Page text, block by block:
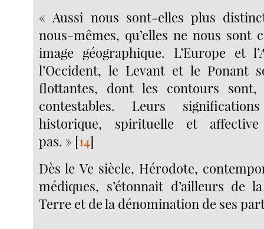
« Aussi nous sont-elles plus
nous-mêmes, qu’elles ne nous sont
image géographique. L’Europe et
l’Occident, le Levant et le Ponant
flottantes, dont les contours
contestables. Leurs
historique, spirituelle et
pas. » [14]
Dès le Ve siècle, Hérodote,
médiques, s’étonnait d’ailleurs de
Terre et de la dénomination de ses